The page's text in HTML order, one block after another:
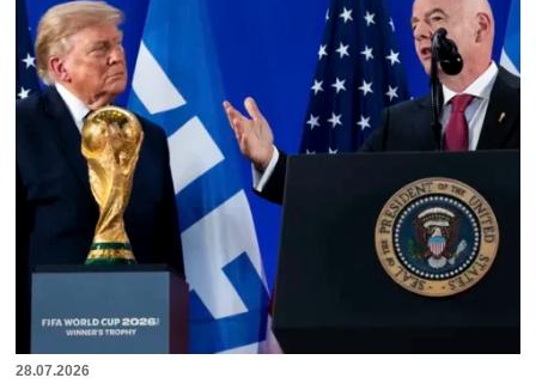
28.07.2026